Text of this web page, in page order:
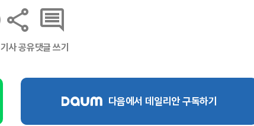
기사 공유댓글 쓰기
다음에서 데일리안 구독하기